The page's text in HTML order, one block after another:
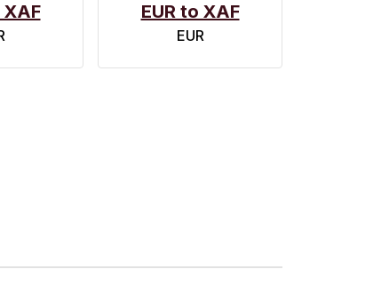
XAF EUR to XAF
EUR